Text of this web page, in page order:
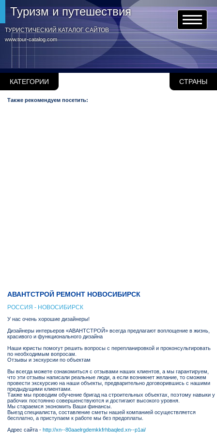
www.tour-catalog.com
Туризм и путешествия
ТУРИСТИЧЕСКИЙ КАТАЛОГ САЙТОВ
КАТЕГОРИИ СТРАНЫ
Также рекомендуем посетить:
АВАНТСТРОЙ РЕМОНТ НОВОСИБИРСК
РОССИЯ - НОВОСИБИРСК
У нас очень хорошие дизайнеры!
Дизайнеры интерьеров «АВАНТСТРОЙ» всегда предлагают воплощение в жизнь,
красивого и функционального дизайна
Наши юристы помогут решить вопросы с перепланировкой и проконсультировать
по необходимым вопросам.
Отзывы и экскурсии по объектам
Вы всегда можете ознакомиться с отзывами наших клиентов, а мы гарантируем,
что эти отзывы написали реальные люди, а если возникнет желание, то сможем
провести экскурсию на наши объекты, предварительно договорившись с нашими
предыдущими клиентами.
Также мы проводим обучение бригад на строительных объектах, поэтому навыки у
рабочих постоянно совершенствуются и достигают высокого уровня.
Мы стараемся экономить Ваши финансы.
Выезд специалиста, составление сметы нашей компанией осуществляется
бесплатно, а приступаем к работе мы без предоплаты.
Адрес сайта - http://xn--80aaelrgdemkkfrhbaqled.xn--p1ai/